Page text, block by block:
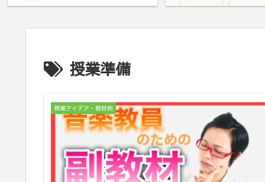
授業準備
授業アイデア・教材例